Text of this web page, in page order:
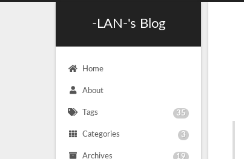
-LAN-'s Blog
Home
About
Tags 35
Categories 3
Archives 19